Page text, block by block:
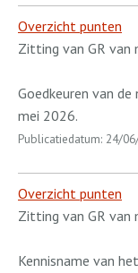
Overzicht punten
Zitting van GR van
Goedkeuren van
mei 2026.
Publicatiedatum: 24/
Overzicht punten
Zitting van GR van
Kennisname van